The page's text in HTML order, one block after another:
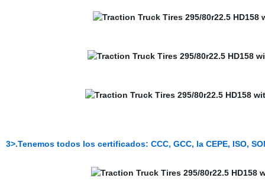
3>.Tenemos todos los certificados: CCC, GCC, la CEPE, ISO,